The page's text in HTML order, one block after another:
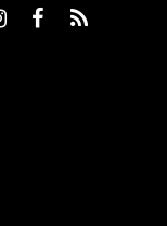
Facebook
RSS